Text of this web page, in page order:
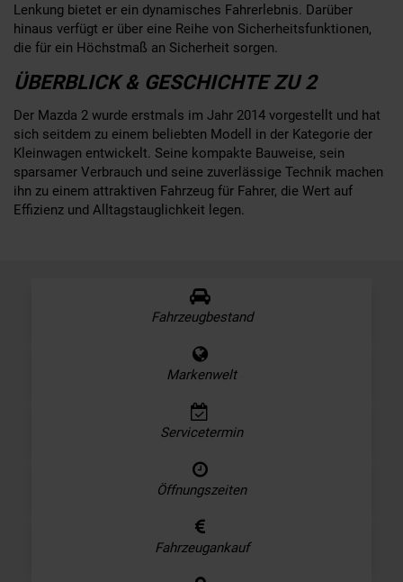
Lenkung bietet er ein dynamisches Fahrerlebnis. Darüber
hinaus verfügt er über eine Reihe von Sicherheitsfunktionen,
die für ein Höchstmaß an Sicherheit sorgen.
ÜBERBLICK & GESCHICHTE ZU 2
Der Mazda 2 wurde erstmals im Jahr 2014 vorgestellt und hat
sich seitdem zu einem beliebten Modell in der Kategorie der
Kleinwagen entwickelt. Seine kompakte Bauweise, sein
sparsamer Verbrauch und seine zuverlässige Technik machen
ihn zu einem attraktiven Fahrzeug für Fahrer, die Wert auf
Effizienz und Alltagstauglichkeit legen.
Fahrzeugbestand
Markenwelt
Servicetermin
Öffnungszeiten
Fahrzeugankauf